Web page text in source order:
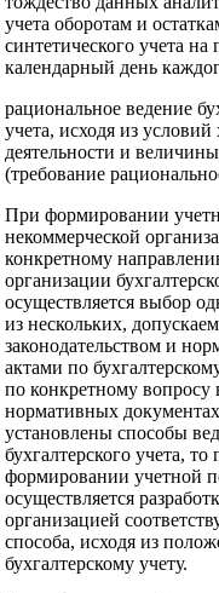
учета оборотам и
синтетического учета на
календарный день
рациональное ведение
учета, исходя из условий
деятельности и
(требование
При формировании
некоммерческой
конкретному
организации
осуществляется выбор
из нескольких,
законодательством и
актами по
по конкретному вопросу
нормативных
установлены способы
бухгалтерского учета, то
формировании учетной
осуществляется
организацией
способа, исходя из
бухгалтерскому учету.